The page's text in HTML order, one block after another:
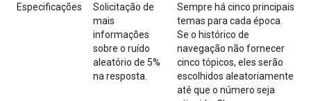
Especificações
Solicitação de
mais
informações
sobre o ruído
aleatório de 5%
na resposta.
Sempre há cinco principais
temas para cada época.
Se o histórico de
navegação não fornecer
cinco tópicos, eles serão
escolhidos aleatoriamente
até que o número seja